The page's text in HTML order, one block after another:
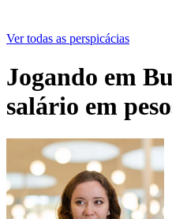
Ver todas as perspicácias
Jogando em
salário em